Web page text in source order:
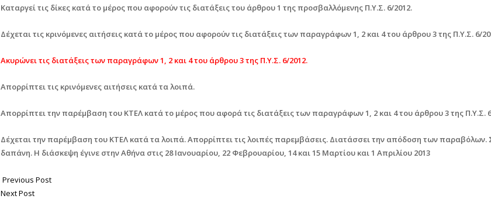
Καταργεί τις δίκες κατά το μέρος που αφορούν τις διατάξεις του άρθρου 1 της προσβαλλόμενης Π.Υ.Σ. 6/2012.
Δέχεται τις κρινόμενες αιτήσεις κατά το μέρος που αφορούν τις διατάξεις των παραγράφων 1, 2 και 4 του άρθρου 3 της Π.Υ.Σ. 6/
Ακυρώνει τις διατάξεις των παραγράφων 1, 2 και 4 του άρθρου 3 της Π.Υ.Σ. 6/2012.
Απορρίπτει τις κρινόμενες αιτήσεις κατά τα λοιπά.
Απορρίπτει την παρέμβαση του ΚΤΕΛ κατά το μέρος που αφορά τις διατάξεις των παραγράφων 1, 2 και 4 του άρθρου 3 της Π.Υ.Σ.
Δέχεται την παρέμβαση του ΚΤΕΛ κατά τα λοιπά. Απορρίπτει τις λοιπές παρεμβάσεις. Διατάσσει την απόδοση των παραβόλων.
δαπάνη. Η διάσκεψη έγινε στην Αθήνα στις 28 Ιανουαρίου, 22 Φεβρουαρίου, 14 και 15 Μαρτίου και 1 Απριλίου 2013
Previous Post
Next Post